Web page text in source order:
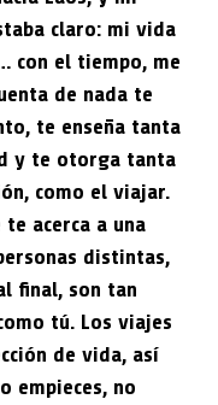
claro: mi vida
con el tiempo, me
de nada te
te enseña tanta
y te otorga tanta
como el viajar.
te acerca a una
distintas,
final, son tan
tú. Los viajes
de vida, así
empieces, no